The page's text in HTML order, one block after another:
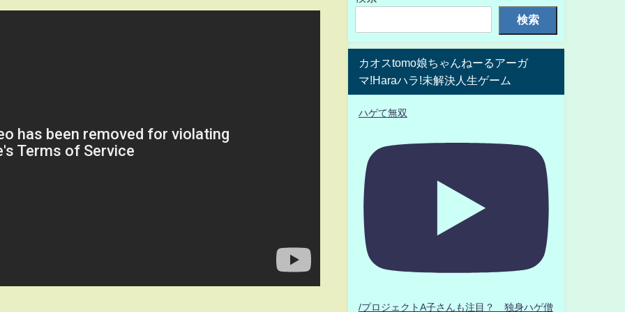
検索
カオスtomo娘ちゃんねーるアーガ
マ!Haraハラ!未解決人生ゲーム
ハゲて無双
/プロジェクトA子さんも注目？ 独身ハゲ僧